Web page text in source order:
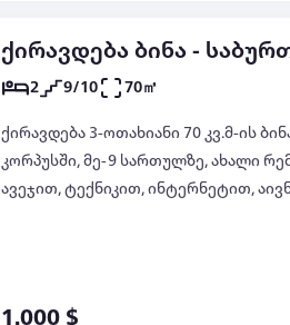
ქირავდება ბინა -
2 9/10 70㎡
ქირავდება 3-ოთახიანი 70 კვ.მ-ის
კორპუსში, მე-9 სართულზე, ახალი
ავეჯით, ტექნიკით, ინტერნეტით,
1.000 $